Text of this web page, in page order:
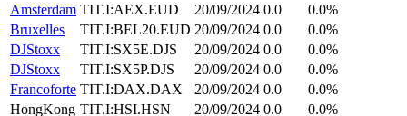
Amsterdam TIT.I:AEX.EUD 20/09/2024 0.0
0.0%
Bruxelles
TIT.I:BEL20.EUD 20/09/2024 0.0
0.0%
DJStoxx
TIT.I:SX5E.DJS 20/09/2024 0.0
0.0%
DJStoxx
TIT.I:SX5P.DJS 20/09/2024 0.0
0.0%
Francoforte TIT.I:DAX.DAX 20/09/2024 0.0
0.0%
HongKong TIT.I:HSI.HSN 20/09/2024 0.0
0.0%